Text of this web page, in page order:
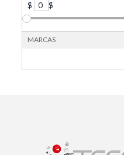
$ 0 $
MARCAS